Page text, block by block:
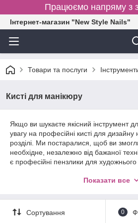
Працюємо напряму з
Інтернет-магазин "New Style Nails"
Товари та послуги
Кисті для манікюру
Якщо ви шукаєте якісний інструмент
увагу на професійні кисті для дизайну
розділі. Ми постаралися, щоб ви
необхідне, незалежно від бажаної
є професійні пензлики для художнього
Поставляємо інструмент для гель-
дизайну нігтів, відповідні стилю вашої
вимогам.
Показати все
Сортування 0